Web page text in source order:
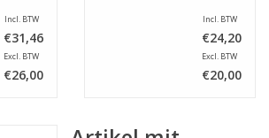
Incl. BTW
€31,46
Excl. BTW
€26,00
Incl. BTW
€24,20
Excl. BTW
€20,00